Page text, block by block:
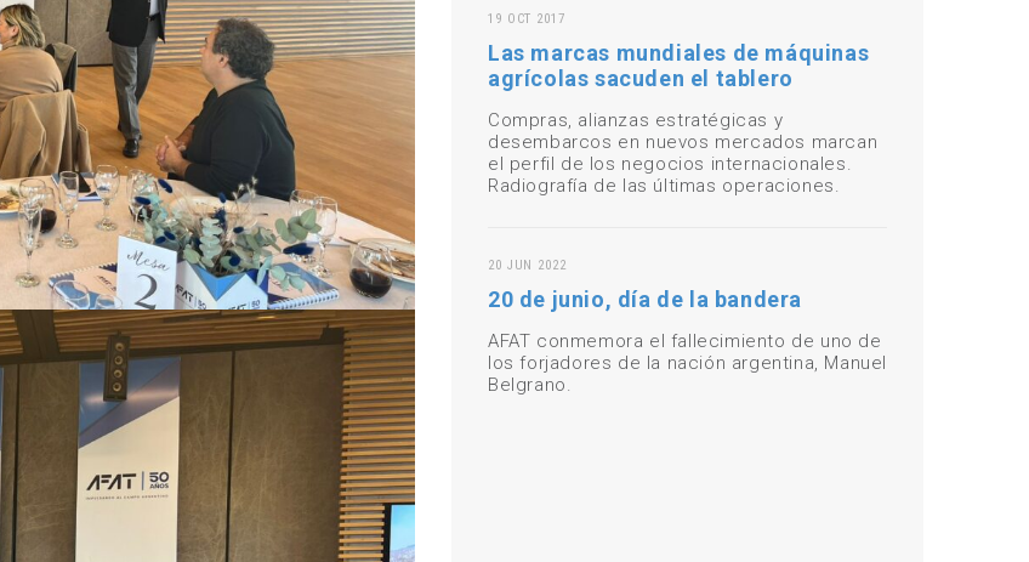
19 OCT 2017
Las marcas mundiales de máquinas
agrícolas sacuden el tablero
Compras, alianzas estratégicas y
desembarcos en nuevos mercados marcan
el perfil de los negocios internacionales.
Radiografía de las últimas operaciones.
20 JUN 2022
20 de junio, día de la bandera
AFAT conmemora el fallecimiento de uno de
los forjadores de la nación argentina, Manuel
Belgrano.